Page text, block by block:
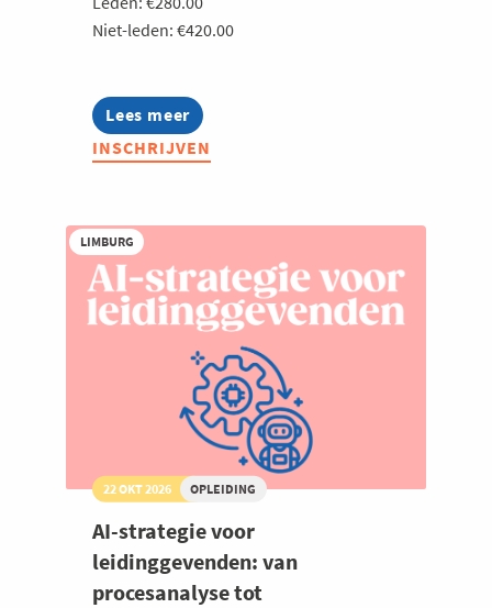
Niet-leden: €420.00
Lees meer
about
Video
voor
zelf
sterke
video’s
voor
social
INSCHRIJVEN
LIMBURG
22 OKT 2026 OPLEIDING
AI-strategie voor
leidinggevenden: van
procesanalyse tot